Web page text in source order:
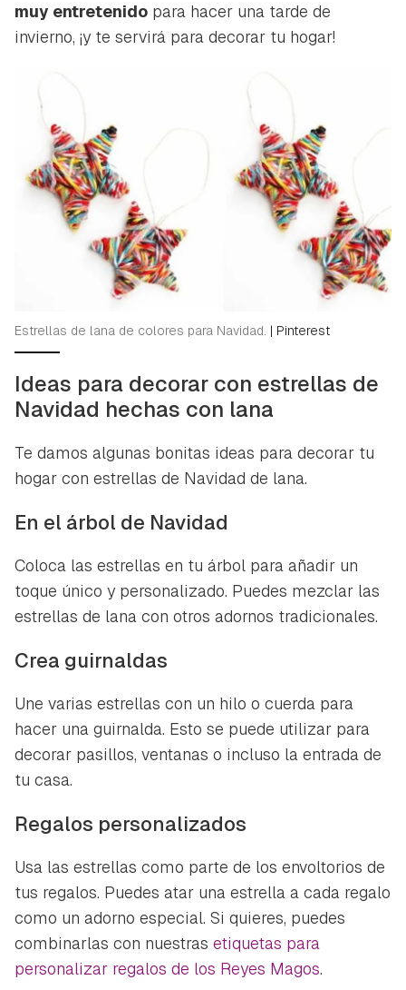
muy entretenido para hacer una tarde de
invierno, ¡y te servirá para decorar tu hogar!
Estrellas de lana de colores para Navidad. | Pinterest
Ideas para decorar con estrellas de
Navidad hechas con lana
Te damos algunas bonitas ideas para decorar tu
hogar con estrellas de Navidad de lana.
En el árbol de Navidad
Coloca las estrellas en tu árbol para añadir un
toque único y personalizado. Puedes mezclar las
estrellas de lana con otros adornos tradicionales.
Crea guirnaldas
Une varias estrellas con un hilo o cuerda para
hacer una guirnalda. Esto se puede utilizar para
decorar pasillos, ventanas o incluso la entrada de
tu casa.
Regalos personalizados
Usa las estrellas como parte de los envoltorios de
tus regalos. Puedes atar una estrella a cada regalo
como un adorno especial. Si quieres, puedes
combinarlas con nuestras etiquetas para
personalizar regalos de los Reyes Magos.